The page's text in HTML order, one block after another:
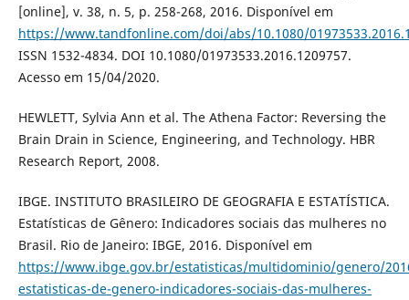
[online], v. 38, n. 5, p. 258-268, 2016. Disponível em
https://www.tandfonline.com/doi/abs/10.1080/
ISSN 1532-4834. DOI 10.1080/01973533.2016.1209757.
Acesso em 15/04/2020.
HEWLETT, Sylvia Ann et al. The Athena Factor: Reversing the
Brain Drain in Science, Engineering, and Technology. HBR
Research Report, 2008.
IBGE. INSTITUTO BRASILEIRO DE GEOGRAFIA E ESTATÍSTICA.
Estatísticas de Gênero: Indicadores sociais das mulheres no
Brasil. Rio de Janeiro: IBGE, 2016. Disponível em
https://www.ibge.gov.br/estatisticas/multidominio/genero/
estatisticas-de-genero-indicadores-sociais-das-mulheres-